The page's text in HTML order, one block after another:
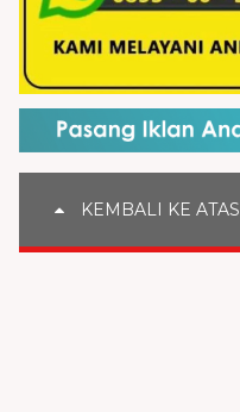
KEMBALI KE ATAS